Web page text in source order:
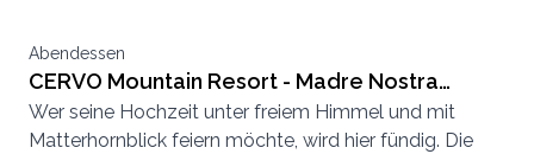
Abendessen
CERVO Mountain Resort - Madre Nostra
Terrasse und Deck
Wer seine Hochzeit unter freiem Himmel und mit
Matterhornblick feiern möchte, wird hier fündig. Die